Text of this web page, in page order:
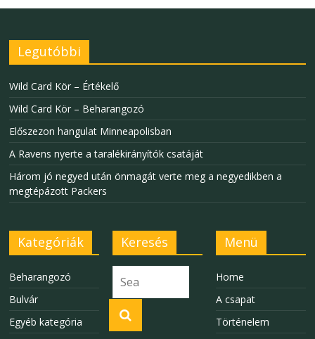
Legutóbbi
Wild Card Kör – Értékelő
Wild Card Kör – Beharangozó
Előszezon hangulat Minneapolisban
A Ravens nyerte a taralékirányítók csatáját
Három jó negyed után önmagát verte meg a negyedikben a
megtépázott Packers
Kategóriák
Beharangozó
Bulvár
Egyéb kategória
Keresés Menü
Home
A csapat
Történelem